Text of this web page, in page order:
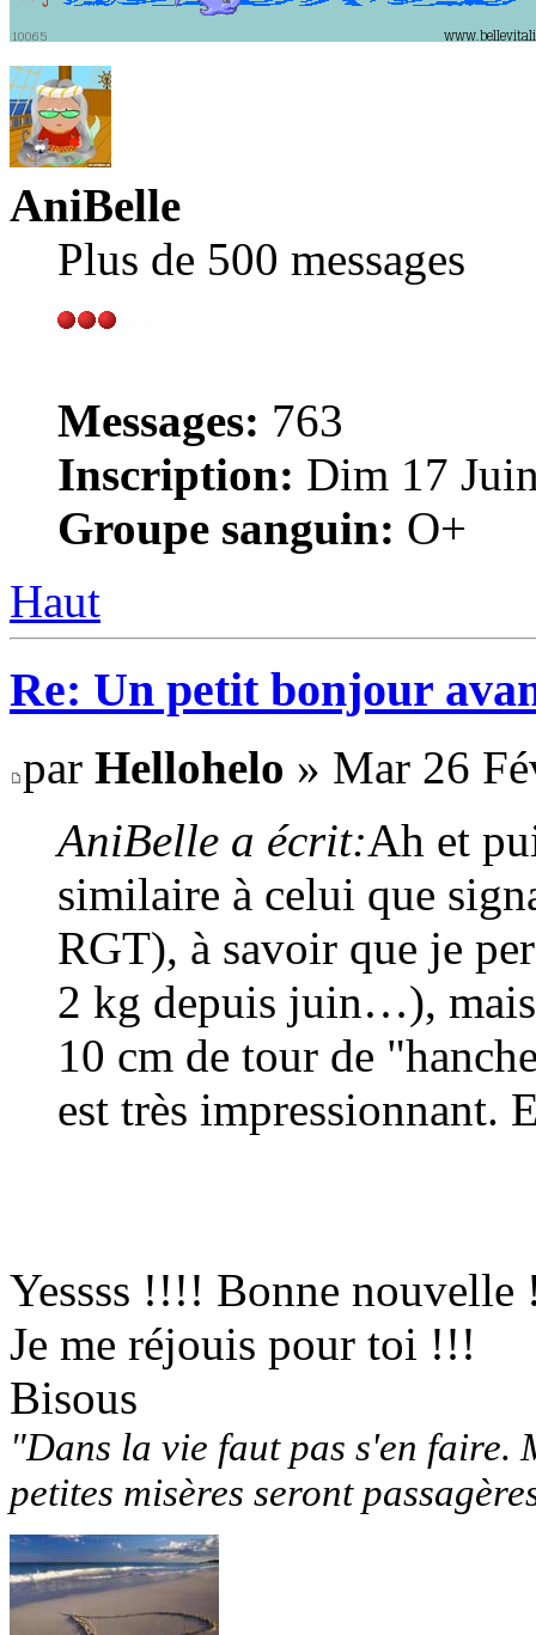
AniBelle
Plus de 500 messages
Messages: 763
Inscription: Dim 17
Groupe sanguin: O+
Haut
Re: Un petit bonjour
par Hellohelo » Mar 26
AniBelle a écrit:Ah et
similaire à celui que
RGT), à savoir que je
2 kg depuis juin…),
10 cm de tour de
est très impressionnant.
Yessss !!!! Bonne nouvelle
Je me réjouis pour toi !!!
Bisous
"Dans la vie faut pas s'en faire.
petites misères seront